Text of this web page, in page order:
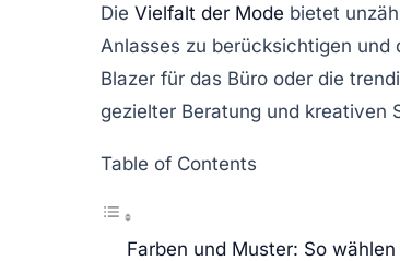
Die Vielfalt der Mode bietet
Anlasses zu berücksichtigen und
Blazer für das Büro oder die
gezielter Beratung und kreativen
Table of Contents
Farben und Muster: So